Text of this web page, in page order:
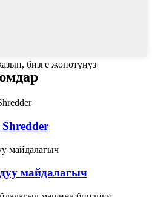
бизге жөнөтүңүз
майдалагыч